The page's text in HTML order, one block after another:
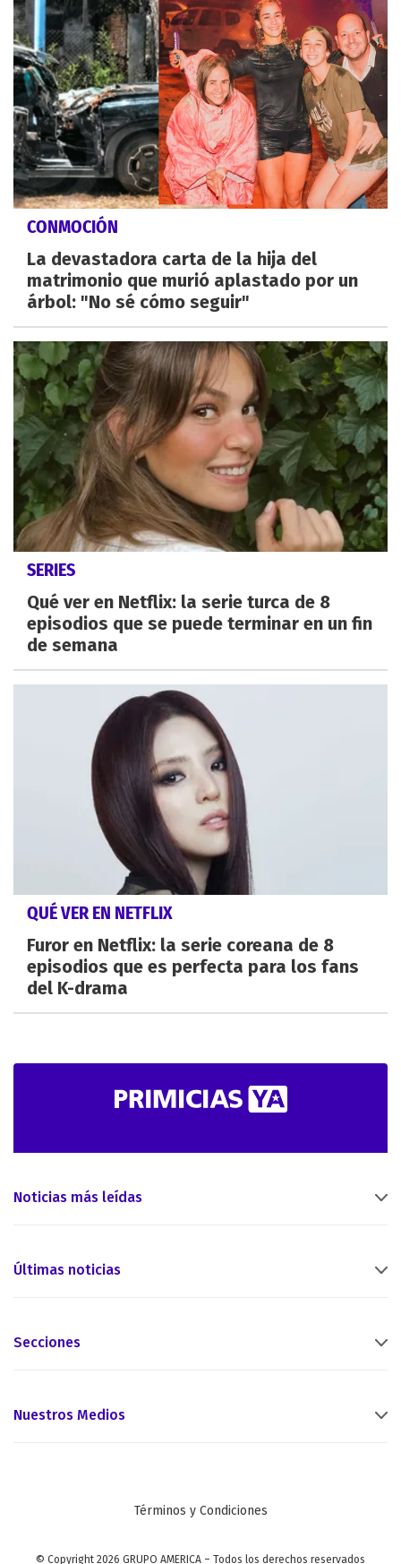
CONMOCIÓN
La devastadora carta de la hija del
matrimonio que murió aplastado por un
árbol: "No sé cómo seguir"
SERIES
Qué ver en Netflix: la serie turca de 8
episodios que se puede terminar en un fin
de semana
QUÉ VER EN NETFLIX
Furor en Netflix: la serie coreana de 8
episodios que es perfecta para los fans
del K-drama
Noticias más leídas
Últimas noticias
Secciones
Nuestros Medios
Términos y Condiciones
© Copyright 2026 GRUPO AMERICA – Todos los derechos reservados